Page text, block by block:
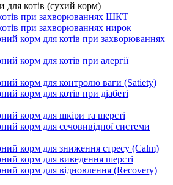
для котів (сухий корм)
при захворюваннях ШКТ
при захворюваннях нирок
корм для котів при захворюваннях
корм для котів при алергії
корм для контролю ваги (Satiety)
корм для котів при діабеті
корм для шкіри та шерсті
корм для сечовивідної системи
корм для зниження стресу (Calm)
корм для виведення шерсті
корм для відновлення (Recovery)